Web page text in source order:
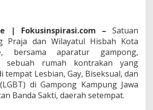
r
e
b
e
k
P
a
s
a
| Fokusinspirasi.com – Satuan
Praja dan Wilayatul Hisbah Kota
bersama aparatur gampong,
sebuah rumah kontrakan yang
tempat Lesbian, Gay, Biseksual, dan
di Gampong Kampung Jawa
Banda Sakti, daerah setempat.